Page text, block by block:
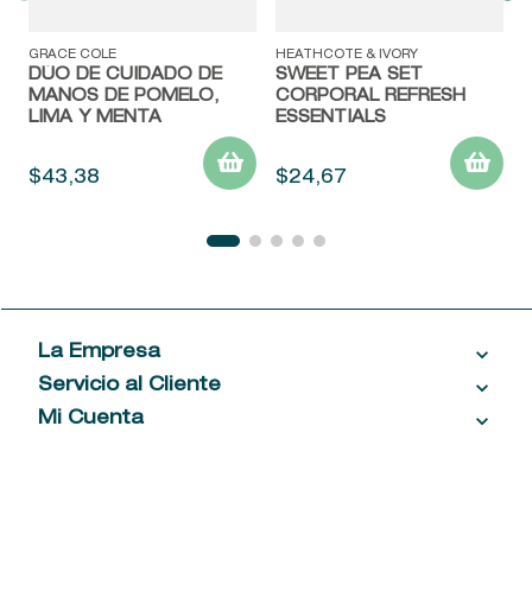
GRACE COLE
DÚO DE CUIDADO DE
MANOS DE POMELO,
LIMA Y MENTA
$43,38
HEATHCOTE & IVORY
SWEET PEA SET
CORPORAL REFRESH
ESSENTIALS
$24,67
La Empresa
Acerca de las Fragancias
Ventas al por mayor
Servicio al Cliente
Contáctanos
Mi Cuenta